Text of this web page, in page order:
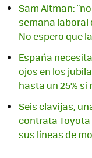
Sam Altman:
semana laboral
No espero que
España
ojos en los
hasta un 25% si
Seis clavijas,
contrata
sus líneas de